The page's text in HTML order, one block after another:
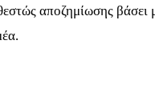
αποζημίωσης βάσει